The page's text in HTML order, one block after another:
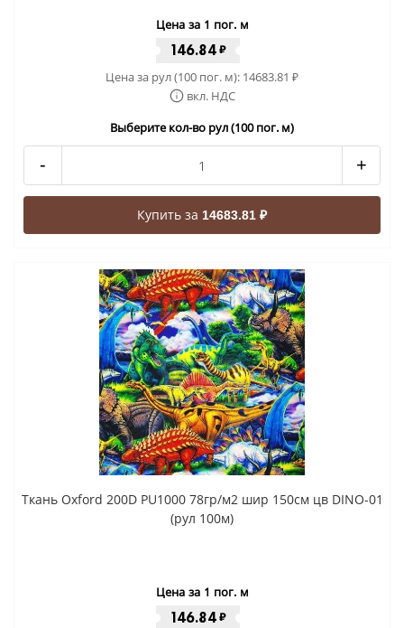
Цена за 1 пог. м
146.84 ₽
Цена за рул (100 пог. м): 14683.81 ₽
вкл. НДС
Выберите кол-во рул (100 пог. м)
- +
Купить за 14683.81 ₽
Ткань Oxford 200D PU1000 78гр/м2 шир 150см цв DINO-01
(рул 100м)
Цена за 1 пог. м
146.84 ₽